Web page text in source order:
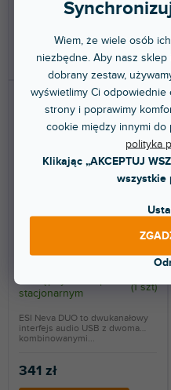
Wiem, że wiele osób
niezbędne. Aby nasz sklep
dobrany zestaw,
wyświetlimy Ci odpowiednie
strony i poprawimy
cookie między innymi do
polityka
Klikając „AKCEPTUJ
wszystkie
DO KOSZYKA
Neva DUO
stacjonarnym
(1 szt)
341 zł
ESI Neva DUO to dwukanałowy
interfejs audio USB z dwoma
kombinowanymi...